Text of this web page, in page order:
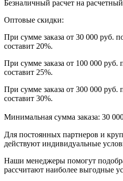
Безналичный расчет на
Оптовые скидки:
При сумме заказа от 30 000 руб.
составит 20%.
При сумме заказа от 100 000 руб.
составит 25%.
При сумме заказа от 300 000 руб.
составит 30%.
Минимальная сумма заказа: 30
Для постоянных партнеров и
действуют индивидуальные
Наши менеджеры помогут
рассчитают наиболее выгодные